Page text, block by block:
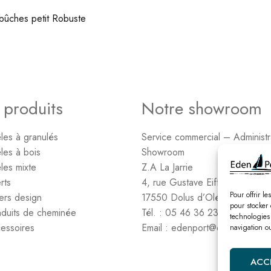
Pour offrir
pour
navigation
petit Robuste
à granulés
à bois
mixte
design
de cheminée
Notre showroom
Service commercial –
Showroom
Z.A La Jarrie
4, rue Gustave Eiffel
17550 Dolus d’Oléron
Tél. : 05 46 36 23 06
Email : edenport@orange.fr